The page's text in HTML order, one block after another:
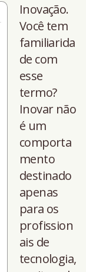
Inovação.
Você tem
familiarida
de com
esse
termo?
Inovar não
é um
comporta
mento
destinado
apenas
para os
profission
ais de
tecnologia,